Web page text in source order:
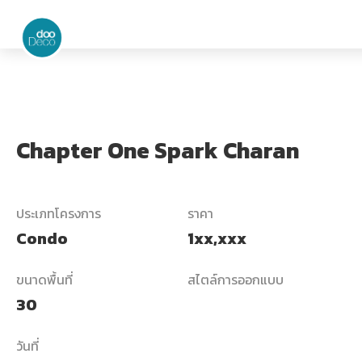
Chapter One Spark Charan
ประเภทโครงการ
Condo
ราคา
1xx,xxx
ขนาดพื้นที่
30
สไตล์การออกแบบ
วันที่